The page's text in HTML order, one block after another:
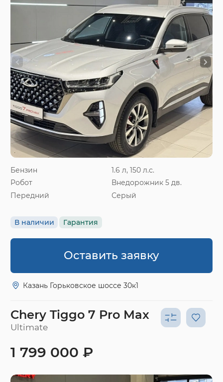
Бензин
1.6 л, 150 л.с.
Робот
Внедорожник 5 дв.
Передний
Серый
В наличии Гарантия
Оставить заявку
Казань Горьковское шоссе 30к1
Chery Tiggo 7 Pro Max
Ultimate
1 799 000 ₽